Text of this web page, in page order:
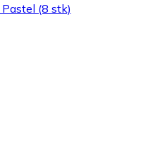
(8 stk)